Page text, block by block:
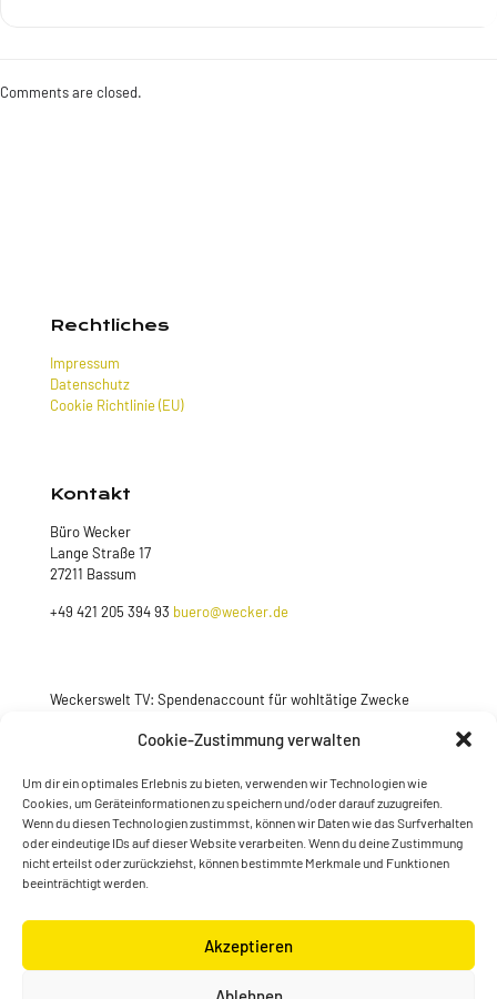
Cookie-Zustimmung verwalten
Um dir ein optimales Erlebnis zu bieten, verwenden wir Technologien wie
Cookies, um Geräteinformationen zu speichern und/oder darauf zuzugreifen.
Wenn du diesen Technologien zustimmst, können wir Daten wie das Surfverhalten
oder eindeutige IDs auf dieser Website verarbeiten. Wenn du deine Zustimmung
nicht erteilst oder zurückziehst, können bestimmte Merkmale und Funktionen
beeinträchtigt werden.
Akzeptieren
Comments are closed.
Rechtliches
Impressum
Datenschutz
Cookie Richtlinie (EU)
Kontakt
Büro Wecker
Lange Straße 17
27211 Bassum
+49 421 205 394 93 buero@wecker.de
Weckerswelt TV: Spendenaccount für wohltätige Zwecke
Jetzt spenden
© Konstantin Wecker | gestaltet von